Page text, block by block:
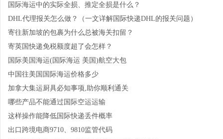
国际海运中的实际全损、推定全损是什么？
DHL代理报关怎么做？（一文详解国际快递DHL的报关问题）
寄往新加坡的包裹为什么总被海关扣留？
寄英国快递免税额度超了会怎样？
国际美国海运(国际海运 美国)航空大包
中国往美国国际海运价格多少
加拿大集运厨具必知事项,助你顺利通关
哪些产品不能通过国际空运运输
这样操作能降低国际快递丢件概率
出口跨境电商9710、9810监管代码